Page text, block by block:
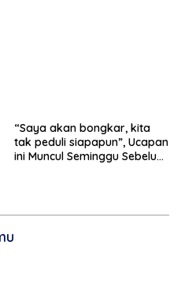
“Saya akan bongkar, kita
tak peduli siapapun”, Ucapan
ini Muncul Seminggu Sebelum